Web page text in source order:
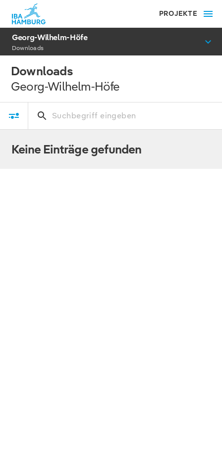
PROJEKTE
Georg-Wilhelm-Höfe
Downloads
Downloads
Georg-Wilhelm-Höfe
Keine Einträge gefunden